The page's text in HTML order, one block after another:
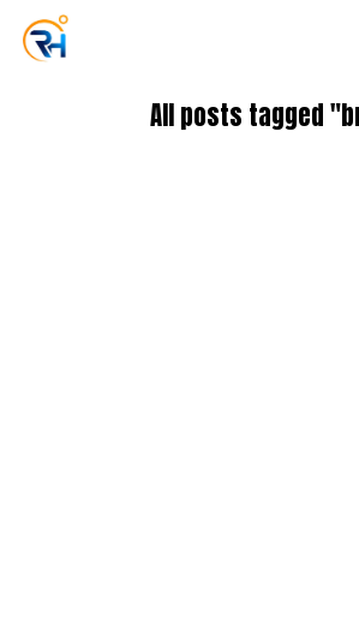
All posts tagged